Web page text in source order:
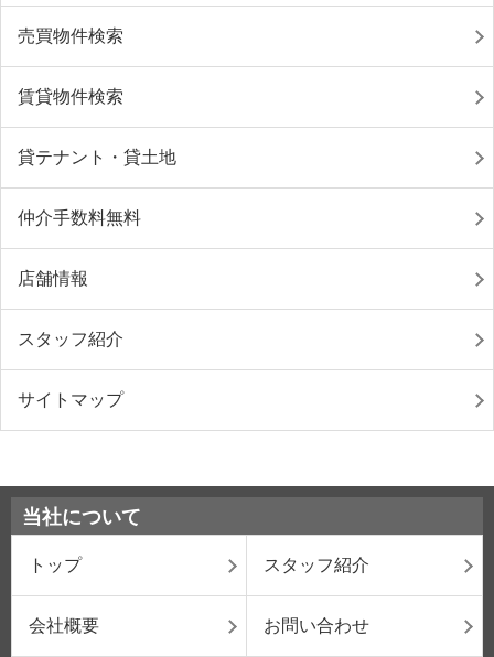
売買物件検索
賃貸物件検索
貸テナント・貸土地
仲介手数料無料
店舗情報
スタッフ紹介
サイトマップ
当社について
トップ スタッフ紹介
会社概要 お問い合わせ